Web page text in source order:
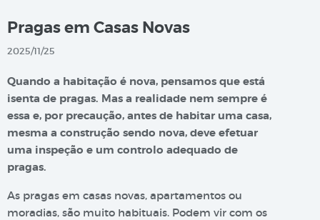
Pragas em Casas Novas
2025/11/25
Quando a habitação é nova, pensamos que está
isenta de pragas. Mas a realidade nem sempre é
essa e, por precaução, antes de habitar uma casa,
mesma a construção sendo nova, deve efetuar
uma inspeção e um controlo adequado de
pragas.
As pragas em casas novas, apartamentos ou
moradias, são muito habituais. Podem vir com os